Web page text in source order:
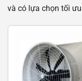
và có lựa chọn tối